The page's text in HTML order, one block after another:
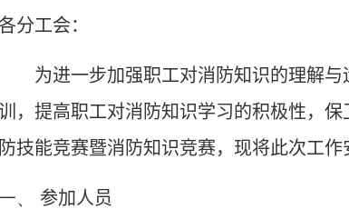
分工会：
为进一步加强职工对消防知识的理解
，提高职工对消防知识学习的积极性，
技能竞赛暨消防知识竞赛，现将此次工作
、 参加人员